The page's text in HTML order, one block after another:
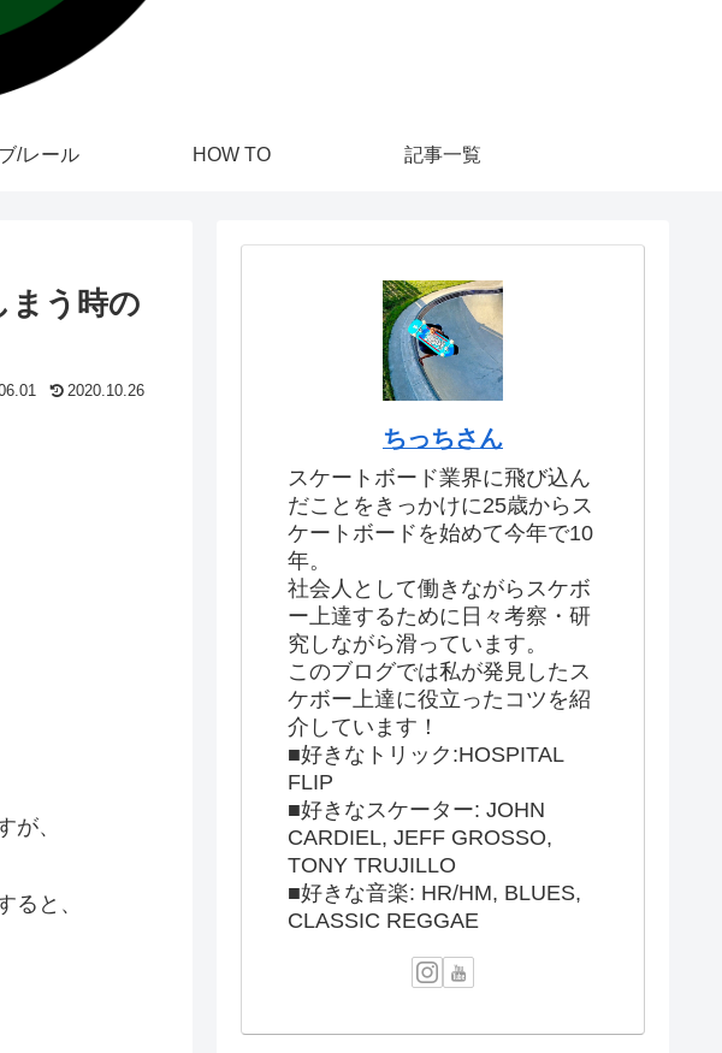
/レール HOW TO 記事一覧
まう時の
2020.10.26
が、
ると、
ちっちさん
スケートボード業界に飛び込ん
だことをきっかけに25歳からス
ケートボードを始めて今年で10
年。
社会人として働きながらスケボ
ー上達するために日々考察・研
究しながら滑っています。
このブログでは私が発見したス
ケボー上達に役立ったコツを紹
介しています！
■好きなトリック:HOSPITAL
FLIP
■好きなスケーター: JOHN
CARDIEL, JEFF GROSSO,
TONY TRUJILLO
■好きな音楽: HR/HM, BLUES,
CLASSIC REGGAE